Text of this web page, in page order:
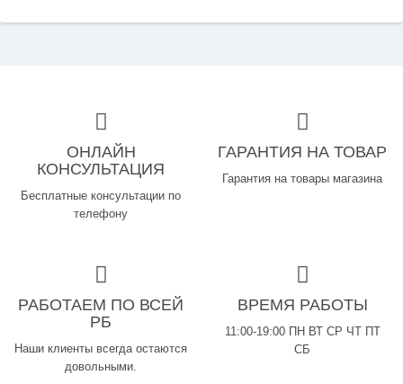
ОНЛАЙН
КОНСУЛЬТАЦИЯ
Бесплатные консультации по
телефону
ГАРАНТИЯ НА ТОВАР
Гарантия на товары магазина
РАБОТАЕМ ПО ВСЕЙ
РБ
Наши клиенты всегда остаются
довольными.
ВРЕМЯ РАБОТЫ
11:00-19:00 ПН ВТ СР ЧТ ПТ
СБ